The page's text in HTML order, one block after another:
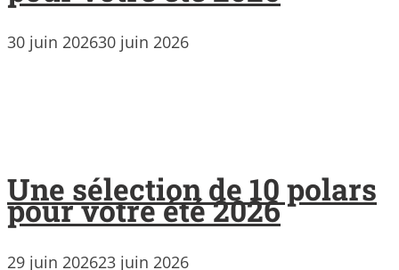
30 juin 202630 juin 2026
Une sélection de 10 polars
pour votre été 2026
29 juin 202623 juin 2026